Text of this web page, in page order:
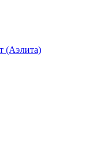
(Аэлита)